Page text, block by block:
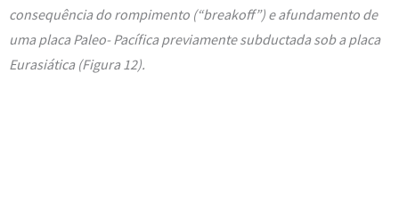
consequência do rompimento (“breakoff”) e afundamento de
uma placa Paleo- Pacífica previamente subductada sob a placa
Eurasiática (Figura 12).